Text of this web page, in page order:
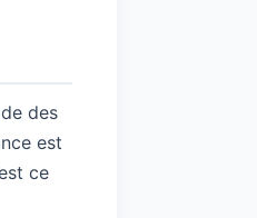
des
est
ce